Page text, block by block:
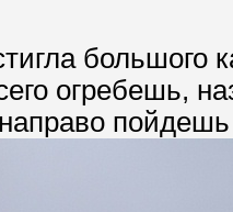
огребешь,